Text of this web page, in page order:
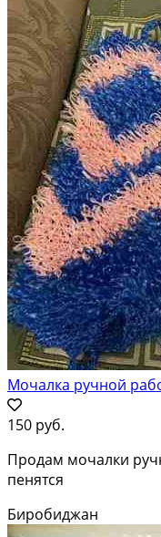
Мочалка ручной
150 руб.
Продам мочалки
пенятся
Биробиджан